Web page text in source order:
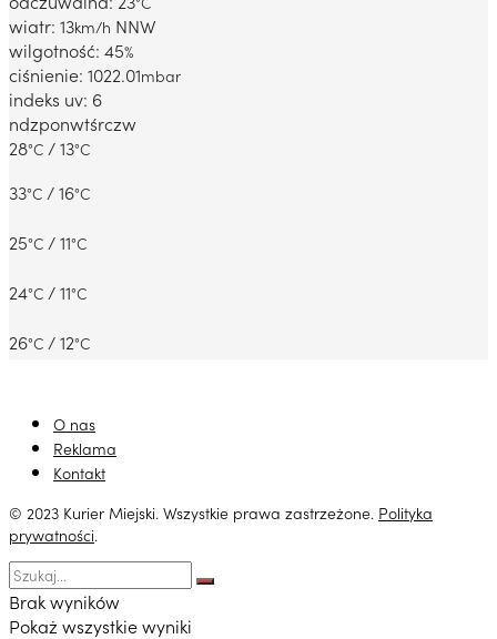
wiatr: 13km/h NNW
wilgotność: 45%
ciśnienie: 1022.01mbar
indeks uv: 6
ndzponwtśrczw
28°C / 13°C
33°C / 16°C
25°C / 11°C
24°C / 11°C
26°C / 12°C
O nas
Reklama
Kontakt
© 2023 Kurier Miejski. Wszystkie prawa zastrzeżone. Polityka
prywatności.
Brak wyników
Pokaż wszystkie wyniki